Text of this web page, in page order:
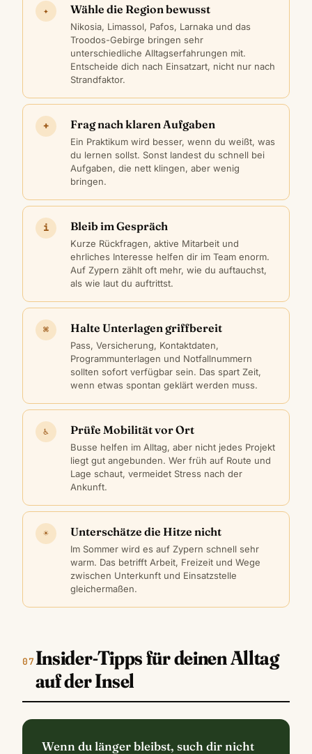
✦ Wähle die Region bewusst
Nikosia, Limassol, Pafos, Larnaka und das
Troodos-Gebirge bringen sehr
unterschiedliche Alltagserfahrungen mit.
Entscheide dich nach Einsatzart, nicht nur nach
Strandfaktor.
+ Frag nach klaren Aufgaben
Ein Praktikum wird besser, wenn du weißt, was
du lernen sollst. Sonst landest du schnell bei
Aufgaben, die nett klingen, aber wenig
bringen.
i Bleib im Gespräch
Kurze Rückfragen, aktive Mitarbeit und
ehrliches Interesse helfen dir im Team enorm.
Auf Zypern zählt oft mehr, wie du auftauchst,
als wie laut du auftrittst.
⌘ Halte Unterlagen griffbereit
Pass, Versicherung, Kontaktdaten,
Programmunterlagen und Notfallnummern
sollten sofort verfügbar sein. Das spart Zeit,
wenn etwas spontan geklärt werden muss.
♿ Prüfe Mobilität vor Ort
Busse helfen im Alltag, aber nicht jedes Projekt
liegt gut angebunden. Wer früh auf Route und
Lage schaut, vermeidet Stress nach der
Ankunft.
☀ Unterschätze die Hitze nicht
Im Sommer wird es auf Zypern schnell sehr
warm. Das betrifft Arbeit, Freizeit und Wege
zwischen Unterkunft und Einsatzstelle
gleichermaßen.
Insider-Tipps für deinen Alltag
auf der Insel
Wenn du länger bleibst, such dir nicht